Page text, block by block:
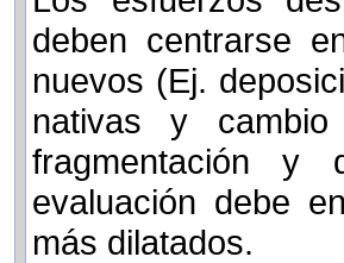
deben centrarse
nuevos (Ej.
nativas y
fragmentación y
evaluación debe
más dilatados.